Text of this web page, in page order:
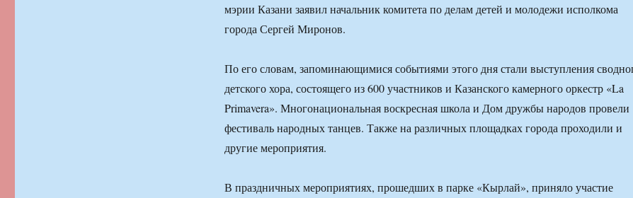
мэрии Казани заявил начальник комитета по делам детей и молодежи исполкома
города Сергей Миронов.
По его словам, запоминающимися событиями этого дня стали выступления
детского хора, состоящего из 600 участников и Казанского камерного оркестр «La
Primavera». Многонациональная воскресная школа и Дом дружбы народов провели
фестиваль народных танцев. Также на различных площадках города проходили и
другие мероприятия.
В праздничных мероприятиях, прошедших в парке «Кырлай», приняло участие